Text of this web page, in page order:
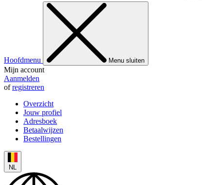
Hoofdmenu Menu sluiten
Mijn account
Aanmelden
ofregistreren
Overzicht
Jouw profiel
Adresboek
Betaalwijzen
Bestellingen
NL